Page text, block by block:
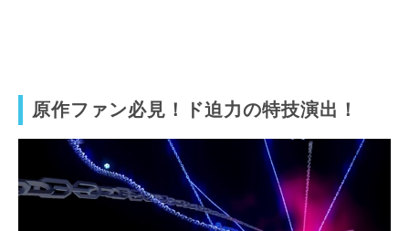
原作ファン必見！ド迫力の特技演出！